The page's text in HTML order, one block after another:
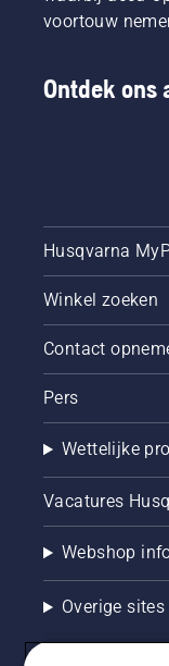
voortouw
Ontdek ons
Husqvarna
Winkel zoeken
Contact
Pers
Wettelijke
Vacatures
Webshop
Overige